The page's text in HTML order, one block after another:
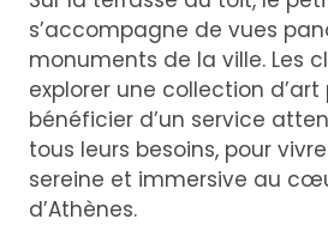
s’accompagne de vues
monuments de la ville. Les
explorer une collection d’art
bénéficier d’un service
tous leurs besoins, pour
sereine et immersive au
d’Athènes.